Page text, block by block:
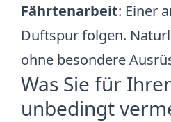
Fährtenarbeit: Einer
Duftspur folgen.
ohne besondere
Was Sie für
unbedingt